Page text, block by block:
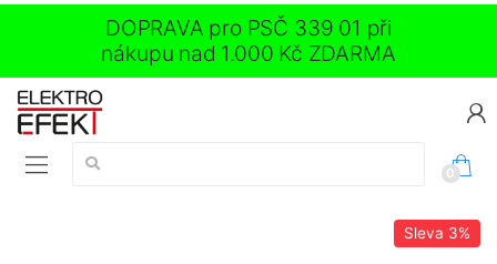
DOPRAVA pro PSČ 339 01 při
nákupu nad 1.000 Kč ZDARMA
Vyhledávání:
0
Sleva 3%